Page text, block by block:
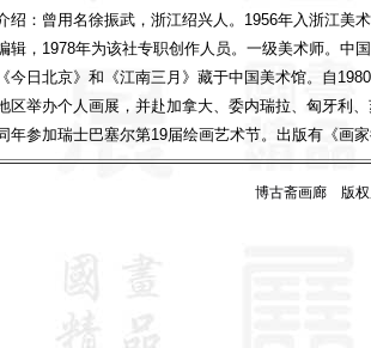
绍：曾用名徐振武，浙江绍兴人。1956年入浙江美
辑，1978年为该社专职创作人员。一级美术师。中
今日北京》和《江南三月》藏于中国美术馆。自
区举办个人画展，并赴加拿大、委内瑞拉、匈牙利
年参加瑞士巴塞尔第19届绘画艺术节。出版有《画
博古斋画廊 版